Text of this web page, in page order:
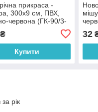
прикраса -
300x9 см, ПВХ,
червона (ГК-90/3-
Купити
32
рік